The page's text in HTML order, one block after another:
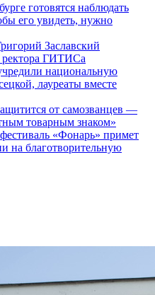
готовятся наблюдать
его увидеть, нужно
Заславский
ректора ГИТИСа
национальную
лауреаты вместе
от самозванцев —
товарным знаком»
«Фонарь» примет
на благотворительную